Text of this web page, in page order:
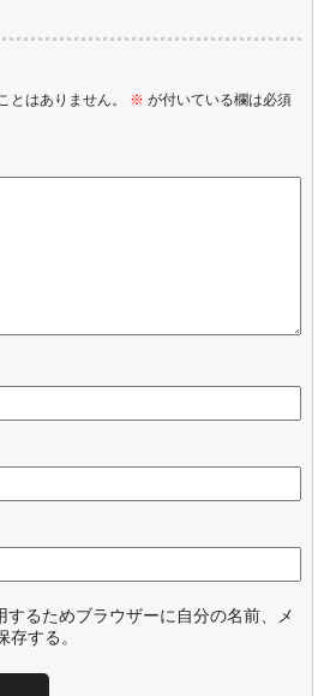
とはありません。 ※ が付いている欄は必須
するためブラウザーに自分の名前、メ
する。